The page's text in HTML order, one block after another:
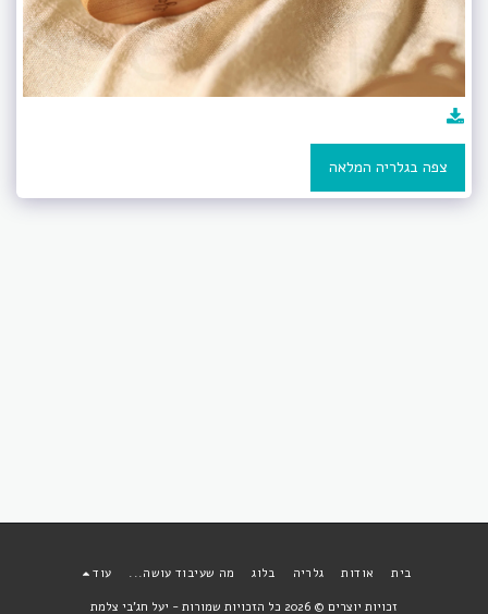
צפה בגלריה המלאה
בית אודות גלריה בלוג מה שעיבוד עושה... עוד
זכויות יוצרים © 2026 כל הזכויות שמורות - יעל חג'בי צלמת